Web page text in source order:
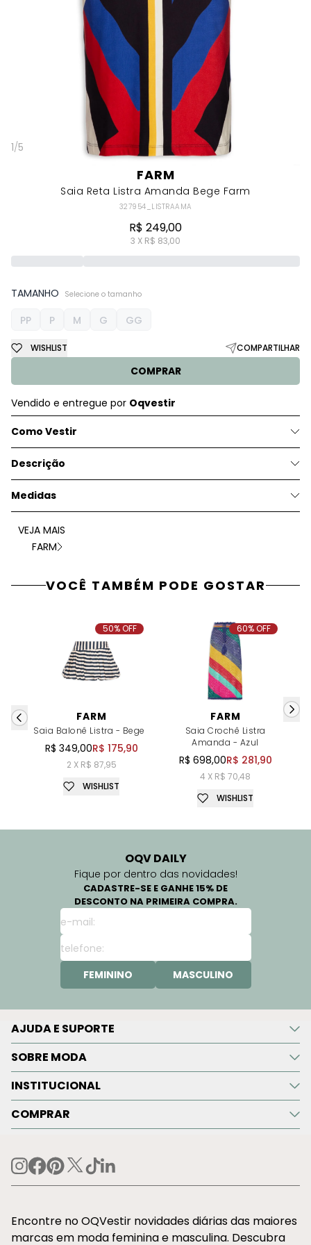
1/5
FARM
Saia Reta Listra Amanda Bege Farm
327954_LISTRAAMA
R$ 249,00
3 X R$ 83,00
TAMANHO Selecione o tamanho
PP P M G GG
COMPRAR
WISHLIST COMPARTILHAR
Vendido e entregue por Oqvestir
Como Vestir
Descrição
Medidas
VEJA MAIS
FARM
VOCÊ TAMBÉM PODE GOSTAR
FARM
Saia Balonê Listra - Bege
R$ 349,00R$ 175,90
2 X R$ 87,95
50% OFF
WISHLIST
FARM
Saia Crochê Listra
Amanda - Azul
R$ 698,00R$ 281,90
4 X R$ 70,48
60% OFF
WISHLIST
OQV DAILY
Fique por dentro das novidades!
CADASTRE-SE E GANHE 15% DE
DESCONTO NA PRIMEIRA COMPRA.
FEMININO MASCULINO
AJUDA E SUPORTE
SOBRE MODA
INSTITUCIONAL
COMPRAR
Encontre no OQVestir novidades diárias das maiores
marcas em moda feminina e masculina. Descubra